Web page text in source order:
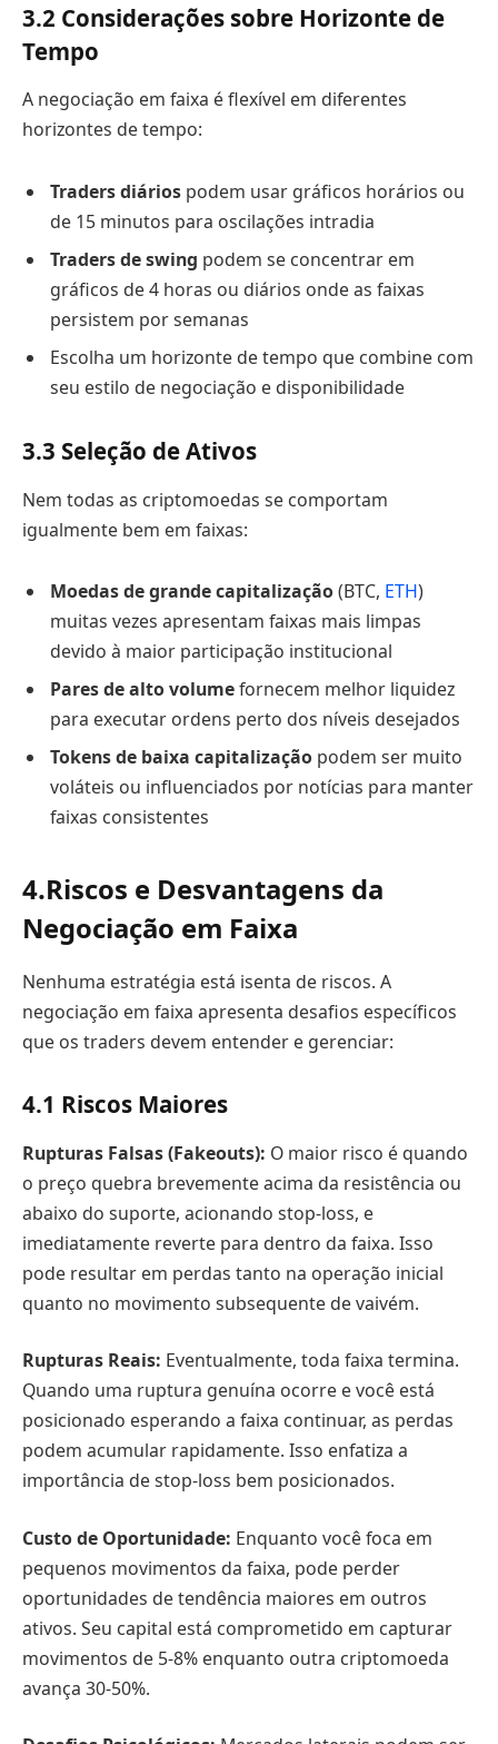
3.2 Considerações sobre Horizonte de
Tempo
A negociação em faixa é flexível em diferentes
horizontes de tempo:
Traders diários podem usar gráficos horários ou
de 15 minutos para oscilações intradia
Traders de swing podem se concentrar em
gráficos de 4 horas ou diários onde as faixas
persistem por semanas
Escolha um horizonte de tempo que combine com
seu estilo de negociação e disponibilidade
3.3 Seleção de Ativos
Nem todas as criptomoedas se comportam
igualmente bem em faixas:
Moedas de grande capitalização(BTC, ETH)
muitas vezes apresentam faixas mais limpas
devido à maior participação institucional
Pares de alto volumefornecem melhor liquidez
para executar ordens perto dos níveis desejados
Tokens de baixa capitalização podem ser muito
voláteis ou influenciados por notícias para manter
faixas consistentes
4.Riscos e Desvantagens da
Negociação em Faixa
Nenhuma estratégia está isenta de riscos. A
negociação em faixa apresenta desafios específicos
que os traders devem entender e gerenciar:
4.1 Riscos Maiores
Rupturas Falsas (Fakeouts): O maior risco é quando
o preço quebra brevemente acima da resistência ou
abaixo do suporte, acionando stop-loss, e
imediatamente reverte para dentro da faixa. Isso
pode resultar em perdas tanto na operação inicial
quanto no movimento subsequente de vaivém.
Rupturas Reais: Eventualmente, toda faixa termina.
Quando uma ruptura genuína ocorre e você está
posicionado esperando a faixa continuar, as perdas
podem acumular rapidamente. Isso enfatiza a
importância de stop-loss bem posicionados.
Custo de Oportunidade: Enquanto você foca em
pequenos movimentos da faixa, pode perder
oportunidades de tendência maiores em outros
ativos. Seu capital está comprometido em capturar
movimentos de 5-8% enquanto outra criptomoeda
avança 30-50%.